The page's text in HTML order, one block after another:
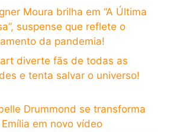
Moura brilha em “A Última
suspense que reflete o
da pandemia!
diverte fãs de todas as
e tenta salvar o universo!
Drummond se transforma
em novo vídeo